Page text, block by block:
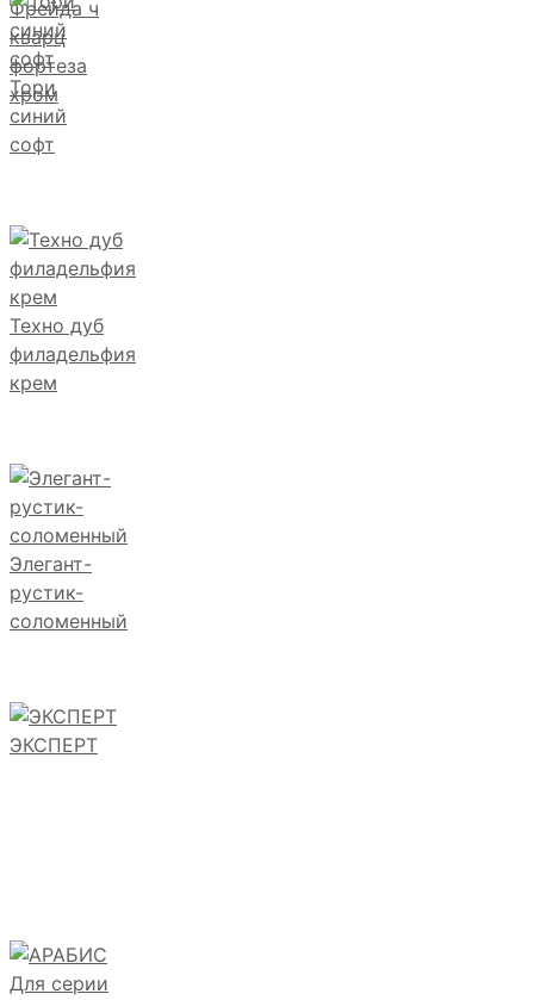
Фрейда ч
кварц
фортеза
хром
Тори
синий
софт
Техно дуб
филадельфия
крем
Элегант-
рустик-
соломенный
ЭКСПЕРТ